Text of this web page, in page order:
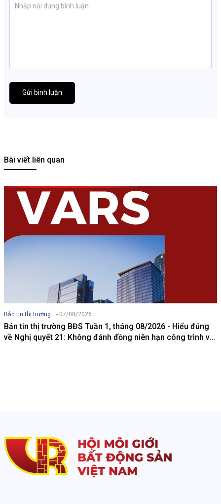
Gửi bình luận
Bài viết liên quan
Bản tin thị trường - 07/08/2026
Bản tin thị trường BĐS Tuần 1, tháng 08/2026 - Hiểu đúng
về Nghị quyết 21: Không đánh đồng niên hạn công trình với